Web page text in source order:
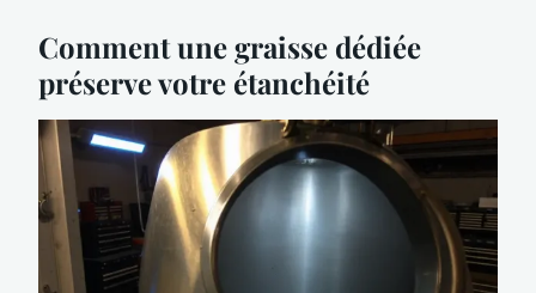
Comment une graisse dédiée
préserve votre étanchéité